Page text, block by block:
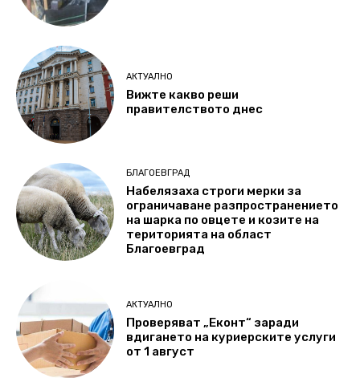
АКТУАЛНО
Вижте какво реши
правителството днес
БЛАГОЕВГРАД
Набелязаха строги мерки за
ограничаване разпространението
на шарка по овцете и козите на
територията на област
Благоевград
АКТУАЛНО
Проверяват „Еконт“ заради
вдигането на куриерските услуги
от 1 август